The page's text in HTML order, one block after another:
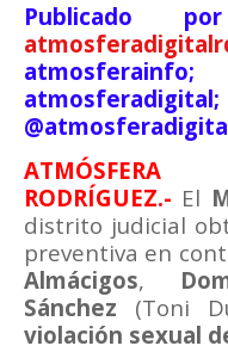
Publicado
ATMÓSFERA
RODRÍGUEZ.- El
distrito judicial
preventiva en
Almácigos,
Sánchez (Toni
violación sexual